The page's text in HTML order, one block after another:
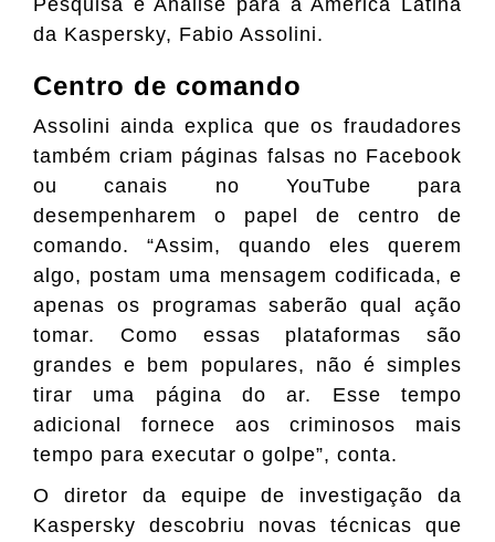
da Kaspersky, Fabio Assolini.
Centro de comando
Assolini ainda explica que os fraudadores
também criam páginas falsas no Facebook
ou canais no YouTube para
desempenharem o papel de centro de
comando. “Assim, quando eles querem
algo, postam uma mensagem codificada, e
apenas os programas saberão qual ação
tomar. Como essas plataformas são
grandes e bem populares, não é simples
tirar uma página do ar. Esse tempo
adicional fornece aos criminosos mais
tempo para executar o golpe”, conta.
O diretor da equipe de investigação da
Kaspersky descobriu novas técnicas que